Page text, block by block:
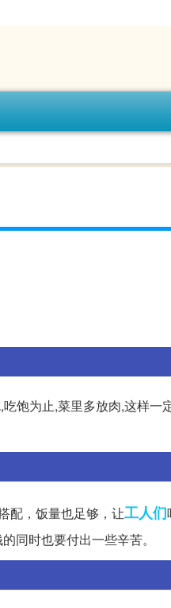
饱为止,菜里多放肉,这样一
配，饭量也足够，让工人们
同时也要付出一些辛苦。